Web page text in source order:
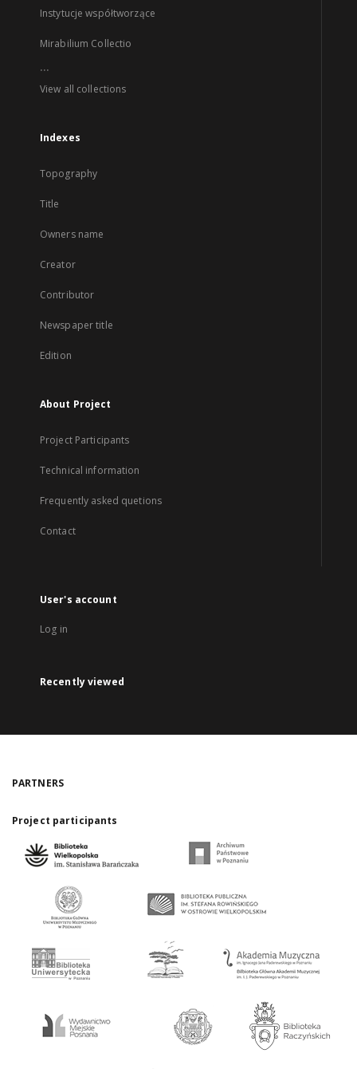
Instytucje współtworzące
Mirabilium Collectio
...
View all collections
Indexes
Topography
Title
Owners name
Creator
Contributor
Newspaper title
Edition
About Project
Project Participants
Technical information
Frequently asked quetions
Contact
User's account
Log in
Recently viewed
PARTNERS
Project participants